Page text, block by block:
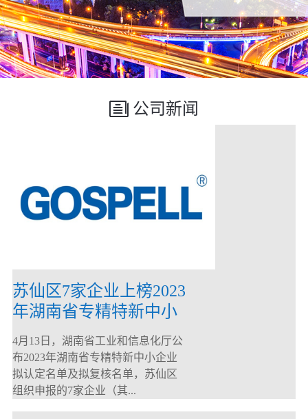
公司新闻
苏仙区7家企业上榜2023
年湖南省专精特新中小
企业
4月13日，湖南省工业和信息化厅公
布2023年湖南省专精特新中小企业
拟认定名单及拟复核名单，苏仙区
组织申报的7家企业（其...